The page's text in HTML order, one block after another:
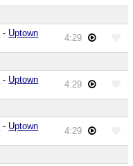
- Uptown
4:29
- Uptown
4:29
- Uptown
4:29